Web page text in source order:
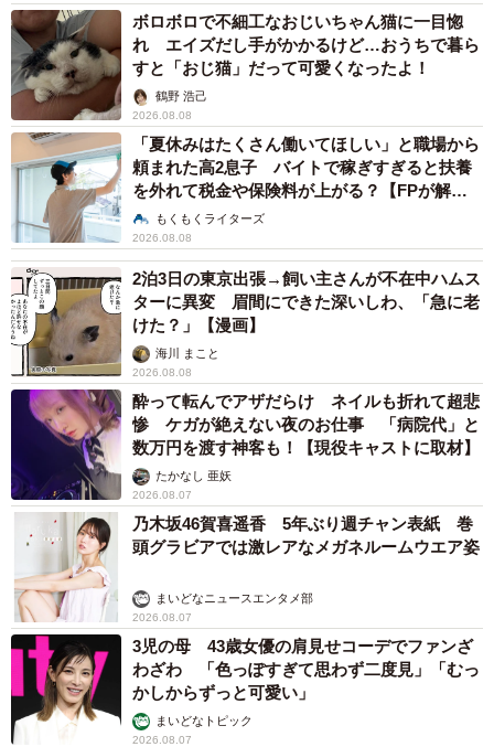
ボロボロで不細工なおじいちゃん猫に一目惚
れ エイズだし手がかかるけど…おうちで暮ら
すと「おじ猫」だって可愛くなったよ！
鶴野 浩己
2026.08.08
「夏休みはたくさん働いてほしい」と職場から
頼まれた高2息子 バイトで稼ぎすぎると扶養
を外れて税金や保険料が上がる？【FPが解
説】もくもくライターズ
2026.08.08
2泊3日の東京出張→飼い主さんが不在中ハムス
ターに異変 眉間にできた深いしわ、「急に老
けた？」【漫画】
海川 まこと
2026.08.08
酔って転んでアザだらけ ネイルも折れて超悲
惨 ケガが絶えない夜のお仕事 「病院代」と
数万円を渡す神客も！【現役キャストに取材】
たかなし 亜妖
2026.08.07
乃木坂46賀喜遥香 5年ぶり週チャン表紙 巻
頭グラビアでは激レアなメガネルームウエア姿
まいどなニュースエンタメ部
2026.08.07
3児の母 43歳女優の肩見せコーデでファンざ
わざわ 「色っぽすぎて思わず二度見」「むっ
かしからずっと可愛い」
まいどなトピック
2026.08.07